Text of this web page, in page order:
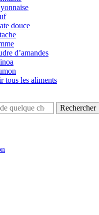
douce
d’amandes
tous les aliments